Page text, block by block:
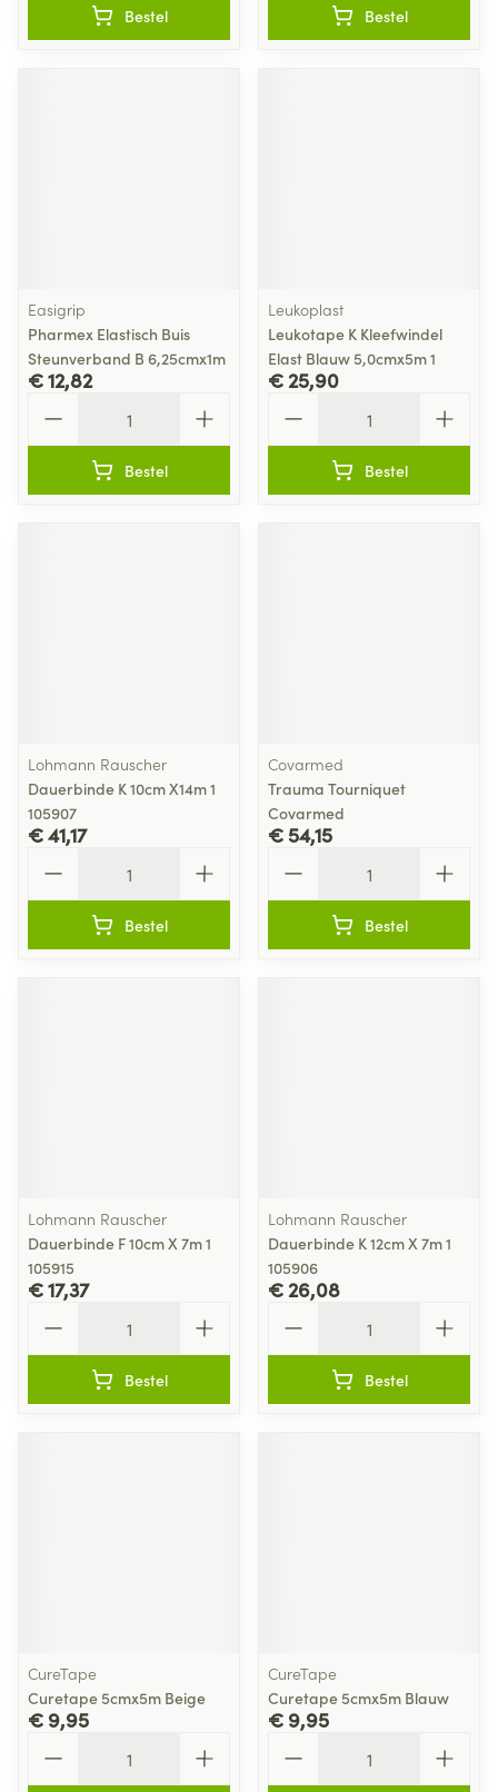
Bestel Bestel
Easigrip
Pharmex Elastisch Buis
Steunverband B 6,25cmx1m
€ 12,82
Bestel
Leukoplast
Leukotape K Kleefwindel
Elast Blauw 5,0cmx5m 1
€ 25,90
Bestel
Lohmann Rauscher
Dauerbinde K 10cm X14m 1
105907
€ 41,17
Bestel
Covarmed
Trauma Tourniquet
Covarmed
€ 54,15
Bestel
Lohmann Rauscher
Dauerbinde F 10cm X 7m 1
105915
€ 17,37
Bestel
Lohmann Rauscher
Dauerbinde K 12cm X 7m 1
105906
€ 26,08
Bestel
CureTape
Curetape 5cmx5m Beige
€ 9,95
CureTape
Curetape 5cmx5m Blauw
€ 9,95